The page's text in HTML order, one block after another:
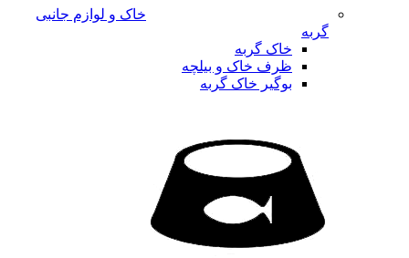
خاک و لوازم جانبی
گربه
خاک گربه
ظرف خاک و بیلچه
بوگیر خاک گربه